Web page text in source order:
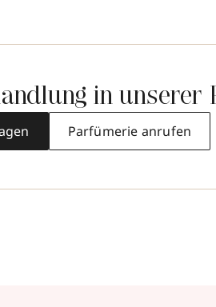
in unserer
Parfümerie anrufen